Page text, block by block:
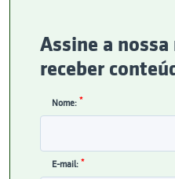
Assine a
receber
Nome: *
E-mail: *